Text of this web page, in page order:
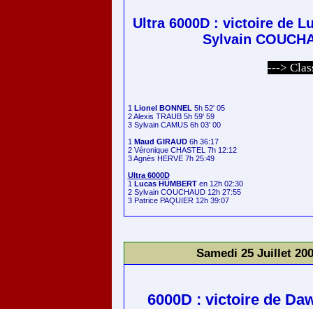
Ultra 6000D : victoire de
Sylvain
--->
1 Lionel BONNEL 5h 52' 05
2 Alexis TRAUB 5h 59' 59
3 Sylvain CAMUS 6h 03' 00
1 Maud GIRAUD 6h 36:17
2 Véronique CHASTEL 7h 12:12
3 Agnès HERVE 7h 25:49
Ultra 6000D
1 Lucas HUMBERT en 12h 02:30
2 Sylvain COUCHAUD 12h 27:55
3 Patrice PAQUIER 12h 39:07
Samedi 25 Juillet
6000D : victoire de